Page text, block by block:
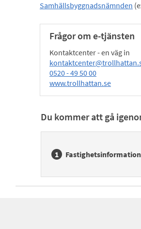
Samhällsbyggnadsnämnden
Frågor om e-tjänsten
Kontaktcenter - en väg in
0520 - 49 50 00
www.trollhattan.se
Du kommer att gå
Fastighetsinformation